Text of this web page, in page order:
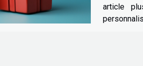
article